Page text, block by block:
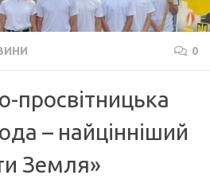
0
просвітницька
– найцінніший
Земля»